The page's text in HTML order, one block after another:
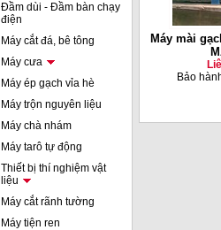
Đầm dùi - Đầm bàn chạy
điện
Máy cắt đá, bê tông
Máy cưa
Máy ép gạch vỉa hè
Máy trộn nguyên liệu
Máy chà nhám
Máy tarô tự động
Thiết bị thí nghiệm vật
liệu
Máy cắt rãnh tường
Máy tiện ren
Máy mài
Bảo